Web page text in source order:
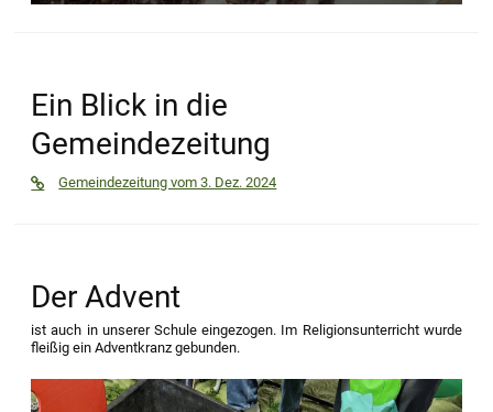
Ein Blick in die
Gemeindezeitung
Gemeindezeitung vom 3. Dez. 2024
Der Advent
ist auch in unserer Schule eingezogen. Im Religionsunterricht wurde
fleißig ein Adventkranz gebunden.